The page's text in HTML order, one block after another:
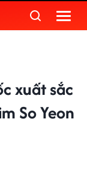
xuất sắc
So Yeon